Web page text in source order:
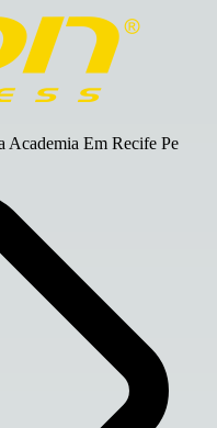
Academia Em Recife Pe